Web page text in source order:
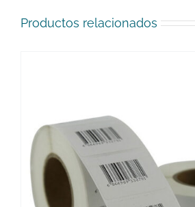
Productos relacionados